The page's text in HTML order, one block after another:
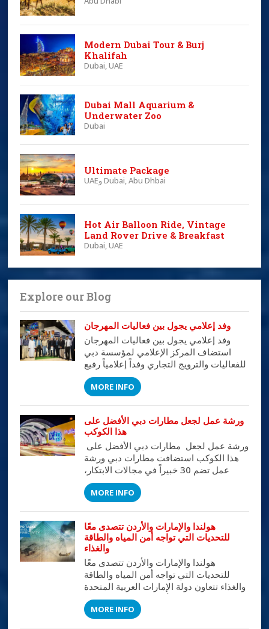
Modern Dubai Tour & Burj
Khalifah
Dubai, UAE
Dubai Mall Aquarium &
Underwater Zoo
Dubai
Ultimate Package
UAEو Dubai, Abu Dhbai
Hot Air Balloon Ride, Vintage
Land Rover Drive & Breakfast
Dubai, UAE
Explore our Blog
وفد إعلامي يجول بين فعاليات المهرجان
وفد إعلامي يجول بين فعاليات المهرجان
استضاف المركز الإعلامي لمؤسسة دبي
للفعاليات والترويج التجاري وفداً إعلامياً رفيع
المستوى من كبار الإعلاميين في الوطن
العربي على مدى ثلاثة أيام قاموا خلالها
بجولات تفصيلية على مختلف أنشطة
مباشرة مع المسئولين في المواقع على أهم
الفعاليات والأنشطة التي تتم خلال المهرجان.
وقد […]
MORE INFO
ورشة عمل لجعل مطارات دبي الأفضل على
هذا الكوكب
هذا الكوكب استضافت مطارات دبي ورشة
عمل تضم 30 خبيراً في مجالات الابتكار،
والعمليات، وتصميم الخدمات، يمثلون نخبة
من المتخصصين في خدمات قطاع الطيران.
وتهدف الورشة التي تستمر يومين (21 -22
تتواكب مع رؤية دبي 10 X بما من شأنه جعل
السفر أكثر […]
MORE INFO
هولندا والإمارات والأردن تتصدى معًا
للتحديات التي تواجه أمن المياه والطاقة
والغذاء
هولندا والإمارات والأردن تتصدى معًا
للتحديات التي تواجه أمن المياه والطاقة
والغذاء تتعاون دولة الإمارات العربية المتحدة
والأردن وهولندا من أجل تسليط الضوء على
التحديات التي تواجه أمن المياه والطاقة
والغذاء، وذلك من خلال إكسبو 2020 دبي،
MORE INFO